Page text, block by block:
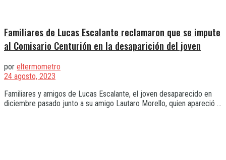
Familiares de Lucas Escalante reclamaron que se impute
al Comisario Centurión en la desaparición del joven
por eltermometro
24 agosto, 2023
Familiares y amigos de Lucas Escalante, el joven desaparecido en
diciembre pasado junto a su amigo Lautaro Morello, quien apareció ...